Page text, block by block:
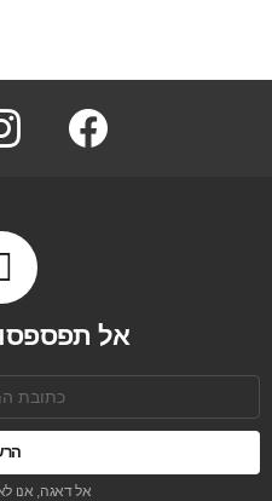
facebook
אל
אל דאגה, אנו